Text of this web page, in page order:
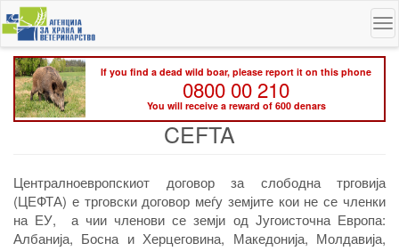
Skip
to
main
content
If you find a dead wild boar, please report it on this phone
0800 00 210
You will receive a reward of 600 denars
CEFTA
Централноевропскиот договор за слободна трговија
(ЦЕФТА) е трговски договор меѓу земјите кои не се членки
на ЕУ, а чии членови се земји од Југоисточна Европа:
Албанија, Босна и Херцеговина, Македонија, Молдавија,